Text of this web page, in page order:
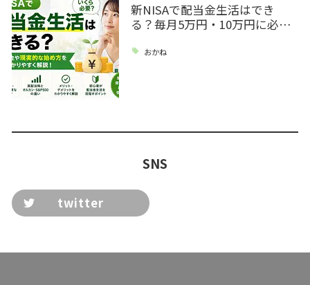
新NISAで配当金生活はでき
る？毎月5万円・10万円に必…
おかね
SNS
twitter